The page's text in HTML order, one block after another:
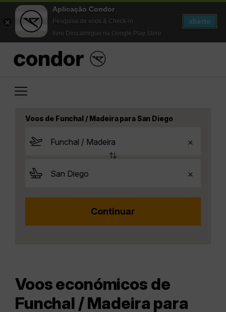
Aplicação Condor
Pesquisa de voos & Check-in
livre Descarregue na Google Play Store
aberto
Voos de Funchal / Madeira para San Diego
Voos económicos de
Funchal / Madeira para